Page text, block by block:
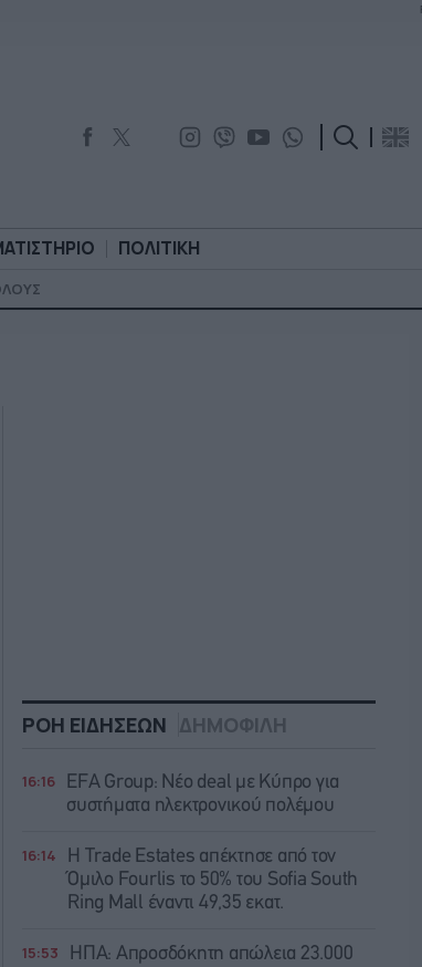
ΠΟΛΙΤΙΚΗ
ΡΟΗ ΕΙΔΗΣΕΩΝ ΔΗΜΟΦΙΛΗ
16:16
EFA Group: Νέο deal με Κύπρο για
συστήματα ηλεκτρονικού πολέμου
16:14
Η Trade Εstates απέκτησε από τον
Όμιλο Fourlis το 50% του Sofia South
Ring Mall έναντι 49,35 εκατ.
15:53
ΗΠΑ: Απροσδόκητη απώλεια 23.000